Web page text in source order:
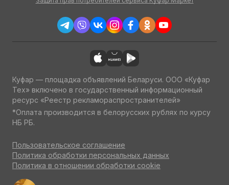
Куфар — площадка объявлений Беларуси. ООО «Куфар
Тех» включено в государственный информационный
ресурс «Реестр рекламораспространителей»
*Оплата производится в белорусских рублях по курсу
НБ РБ.
Пользовательское соглашение
Политика обработки персональных данных
Политика в отношении обработки cookie